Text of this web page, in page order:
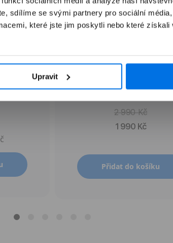
sdílíme se svými partnery pro sociální
které jste jim poskytli nebo které získali
Upravit
Apple AirTag (1.
2 990 Kč
1 990 Kč
Přidat do košíku